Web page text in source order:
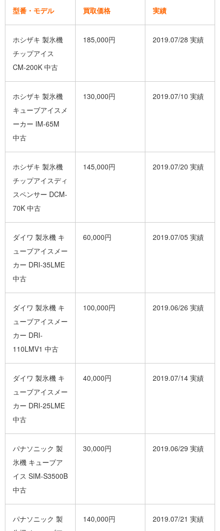
型番・モデル 買取価格 実績
ホシザキ 製氷機
チップアイス
CM-200K 中古
185,000円 2019.07/28 実績
ホシザキ 製氷機
キューブアイスメ
ーカー IM-65M
中古
130,000円 2019.07/10 実績
ホシザキ 製氷機
チップアイスディ
スペンサー DCM-
70K 中古
145,000円 2019.07/20 実績
ダイワ 製氷機 キ
ューブアイスメー
カー DRI-35LME
中古
60,000円 2019.07/05 実績
ダイワ 製氷機 キ
ューブアイスメー
カー DRI-
110LMV1 中古
100,000円 2019.06/26 実績
ダイワ 製氷機 キ
ューブアイスメー
カー DRI-25LME
中古
40,000円 2019.07/14 実績
パナソニック 製
氷機 キューブア
イス SIM-S3500B
中古
30,000円 2019.06/29 実績
パナソニック 製
140,000円 2019.07/21 実績